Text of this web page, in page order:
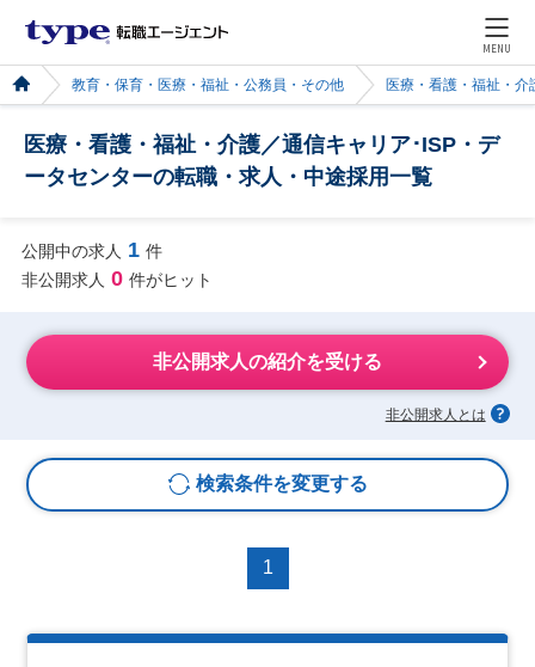
MENU
教育・保育・医療・福祉・公務員・その他 医療・看護・福祉・介
医療・看護・福祉・介護／通信キャリア･ISP・デ
ータセンターの転職・求人・中途採用一覧
公開中の求人 1 件
非公開求人 0 件がヒット
非公開求人の紹介を受ける
非公開求人とは
検索条件を変更する
1